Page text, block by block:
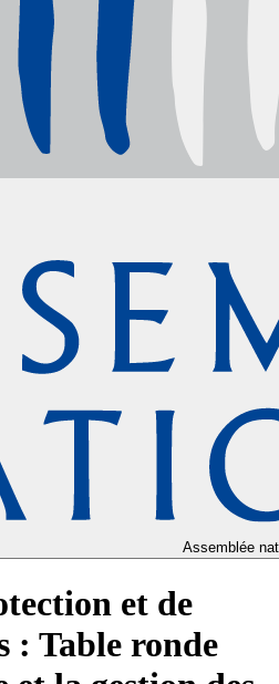
Assemblée
et de
: Table ronde